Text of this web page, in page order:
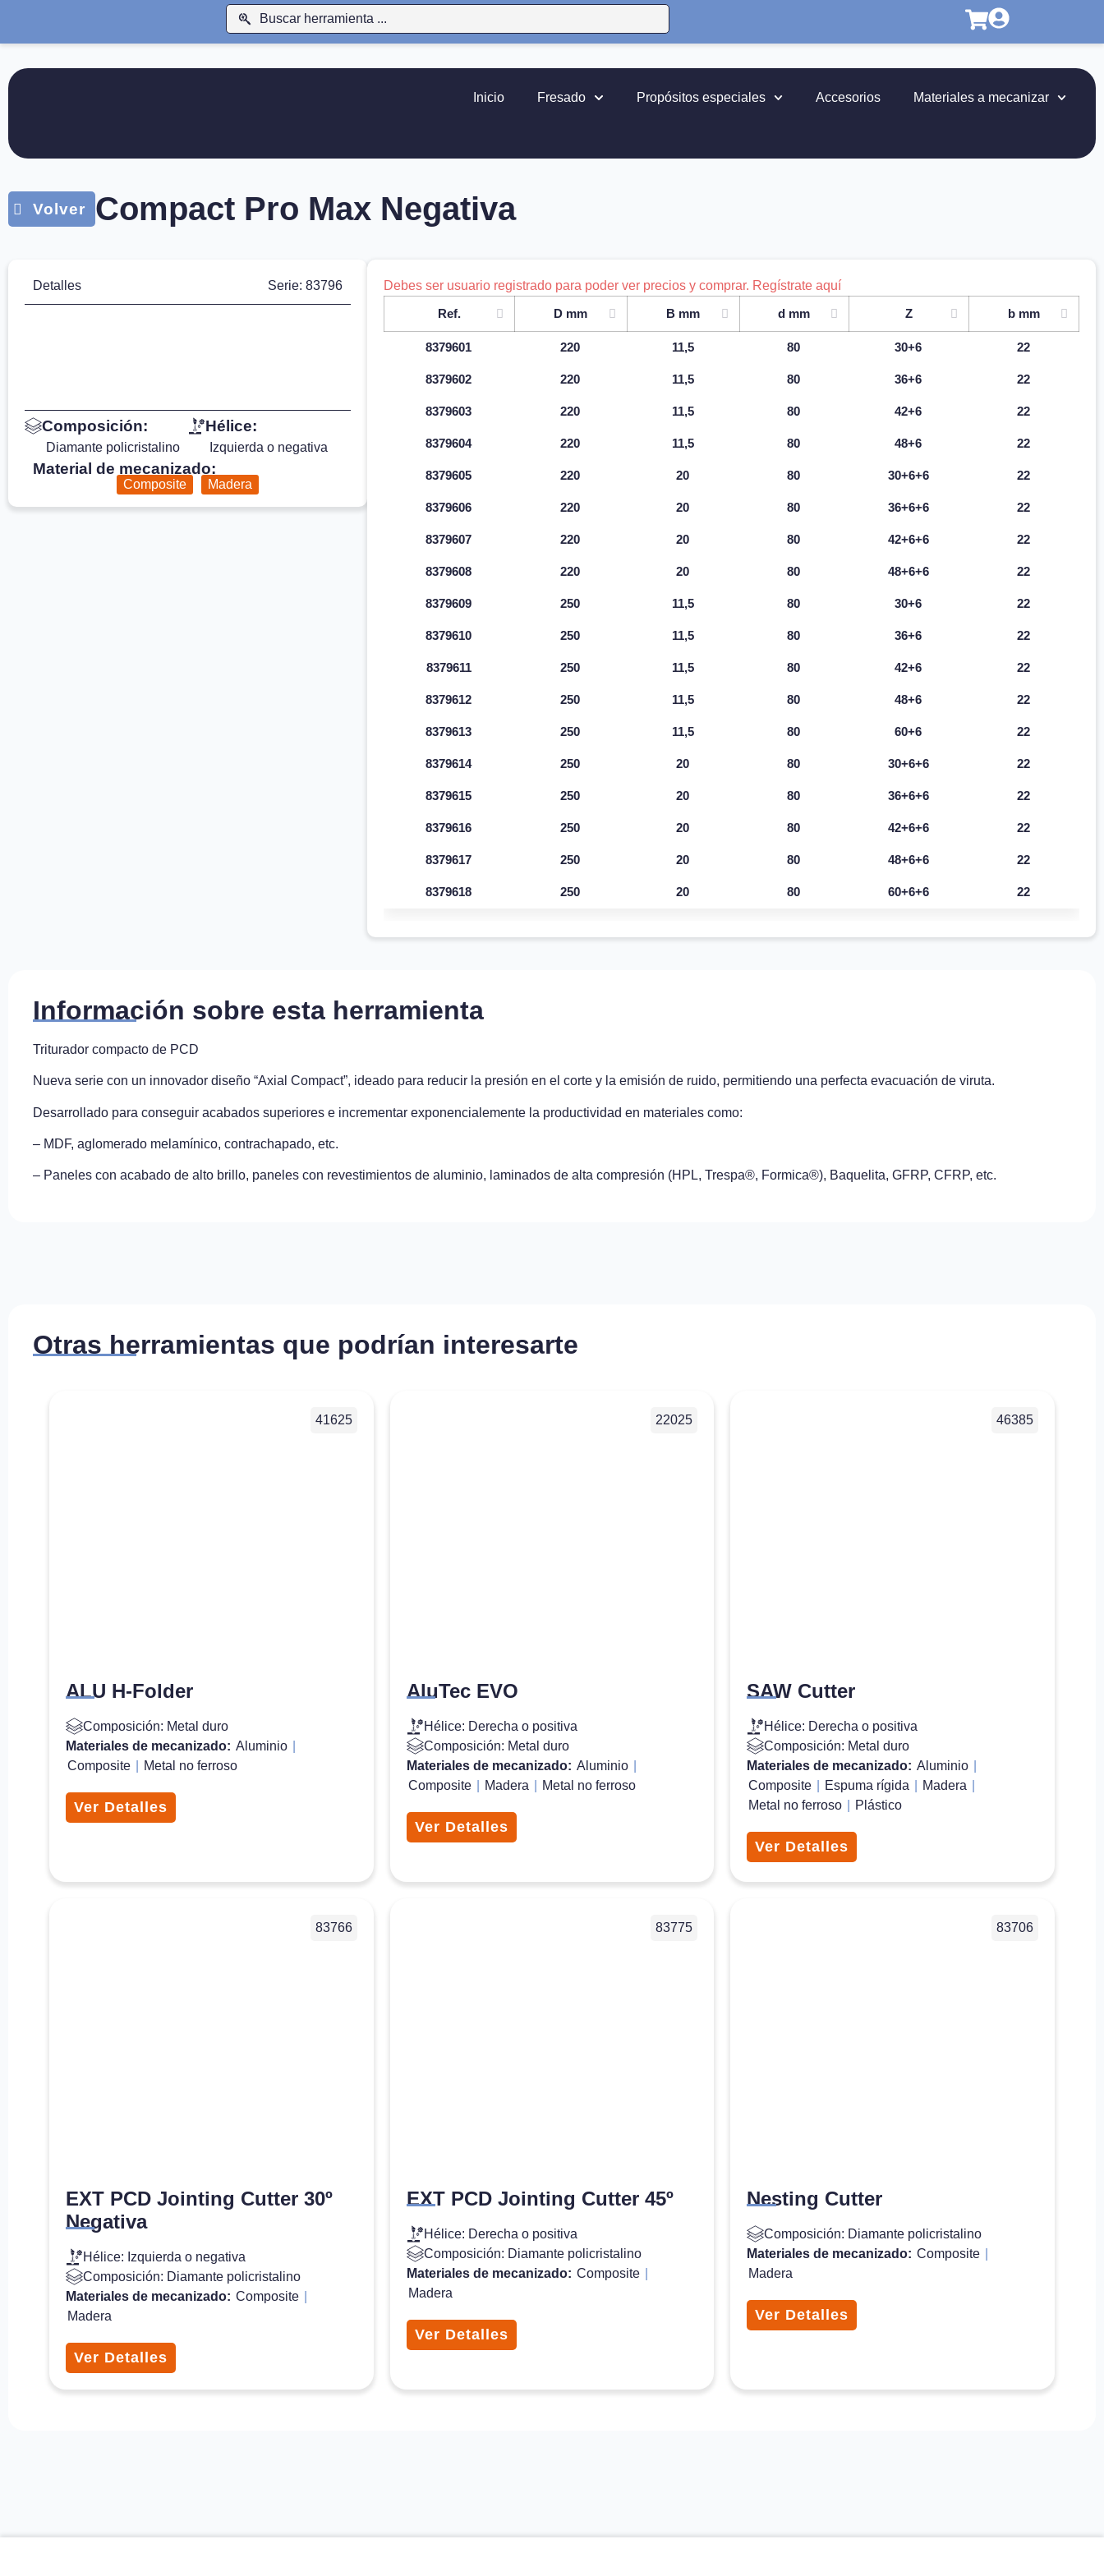
Inicio Fresado Propósitos especiales Accesorios Materiales a mecanizar
Compact Pro Max Negativa
Detalles Serie: 83796
Composición:
Diamante policristalino
Hélice:
Izquierda o negativa
Material de mecanizado:
Composite Madera
Debes ser usuario registrado para poder ver precios y comprar. Regístrate aquí
Ref.
D mm B mm d mm Z b mm
8379601 220 11,5 80 30+6 22
8379602 220 11,5 80 36+6 22
8379603 220 11,5 80 42+6 22
8379604 220 11,5 80 48+6 22
8379605 220 20 80 30+6+6 22
8379606 220 20 80 36+6+6 22
8379607 220 20 80 42+6+6 22
8379608 220 20 80 48+6+6 22
8379609 250 11,5 80 30+6 22
8379610 250 11,5 80 36+6 22
8379611 250 11,5 80 42+6 22
8379612 250 11,5 80 48+6 22
8379613 250 11,5 80 60+6 22
8379614 250 20 80 30+6+6 22
8379615 250 20 80 36+6+6 22
8379616 250 20 80 42+6+6 22
8379617 250 20 80 48+6+6 22
8379618 250 20 80 60+6+6 22
Información sobre esta herramienta
Triturador compacto de PCD
Nueva serie con un innovador diseño “Axial Compact”, ideado para reducir la presión en el corte y la emisión de ruido, permitiendo una perfecta evacuación de viruta.
Desarrollado para conseguir acabados superiores e incrementar exponencialemente la productividad en materiales como:
– MDF, aglomerado melamínico, contrachapado, etc.
– Paneles con acabado de alto brillo, paneles con revestimientos de aluminio, laminados de alta compresión (HPL, Trespa®, Formica®), Baquelita, GFRP, CFRP, etc.
Otras herramientas que podrían interesarte
41625
ALU H-Folder
Composición: Metal duro
Materiales de mecanizado: Aluminio
Composite
Metal no ferroso
Ver Detalles
22025
AluTec EVO
Hélice: Derecha o positiva
Composición: Metal duro
Materiales de mecanizado: Aluminio
Composite
Madera Metal no ferroso
Ver Detalles
46385
SAW Cutter
Hélice: Derecha o positiva
Composición: Metal duro
Materiales de mecanizado: Aluminio
Composite
Espuma rígida Madera
Metal no ferroso
Plástico
Ver Detalles
83766
EXT PCD Jointing Cutter 30º
Negativa
Hélice: Izquierda o negativa
Composición: Diamante policristalino
Materiales de mecanizado: Composite
Madera
Ver Detalles
83775
EXT PCD Jointing Cutter 45º
Hélice: Derecha o positiva
Composición: Diamante policristalino
Materiales de mecanizado: Composite
Madera
Ver Detalles
83706
Nesting Cutter
Composición: Diamante policristalino
Materiales de mecanizado: Composite
Madera
Ver Detalles